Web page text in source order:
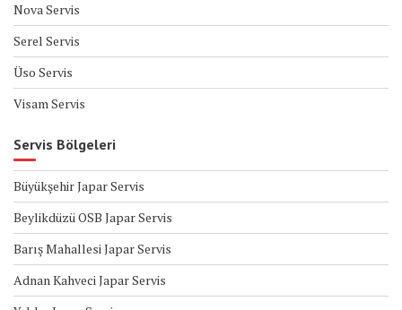
Nova Servis
Serel Servis
Üso Servis
Visam Servis
Servis Bölgeleri
Büyükşehir Japar Servis
Beylikdüzü OSB Japar Servis
Barış Mahallesi Japar Servis
Adnan Kahveci Japar Servis